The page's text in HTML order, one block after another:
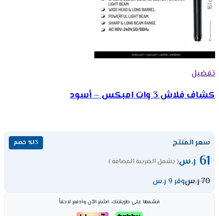
تفضيل
كشاف فلاش 3 وات امبكس – أسود
سعر المنتج ٪13 خصم
61 ر.س( يشمل الضريبة المضافة )
70ر.سوفر 9 ر.س
قسّمها على طريقتك، اشترِ الآن وادفع لاحقاً